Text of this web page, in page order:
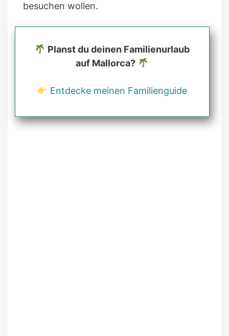
besuchen wollen.
Planst du deinen Familienurlaub
auf Mallorca?
Entdecke meinen Familienguide